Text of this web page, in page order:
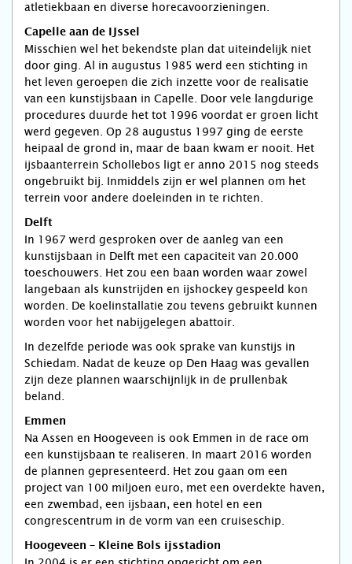
atletiekbaan en diverse horecavoorzieningen.
Capelle aan de IJssel
Misschien wel het bekendste plan dat uiteindelijk niet
door ging. Al in augustus 1985 werd een stichting in
het leven geroepen die zich inzette voor de realisatie
van een kunstijsbaan in Capelle. Door vele langdurige
procedures duurde het tot 1996 voordat er groen licht
werd gegeven. Op 28 augustus 1997 ging de eerste
heipaal de grond in, maar de baan kwam er nooit. Het
ijsbaanterrein Schollebos ligt er anno 2015 nog steeds
ongebruikt bij. Inmiddels zijn er wel plannen om het
terrein voor andere doeleinden in te richten.
Delft
In 1967 werd gesproken over de aanleg van een
kunstijsbaan in Delft met een capaciteit van 20.000
toeschouwers. Het zou een baan worden waar zowel
langebaan als kunstrijden en ijshockey gespeeld kon
worden. De koelinstallatie zou tevens gebruikt kunnen
worden voor het nabijgelegen abattoir.
In dezelfde periode was ook sprake van kunstijs in
Schiedam. Nadat de keuze op Den Haag was gevallen
zijn deze plannen waarschijnlijk in de prullenbak
beland.
Emmen
Na Assen en Hoogeveen is ook Emmen in de race om
een kunstijsbaan te realiseren. In maart 2016 worden
de plannen gepresenteerd. Het zou gaan om een
project van 100 miljoen euro, met een overdekte haven,
een zwembad, een ijsbaan, een hotel en een
congrescentrum in de vorm van een cruiseschip.
Hoogeveen – Kleine Bols ijsstadion